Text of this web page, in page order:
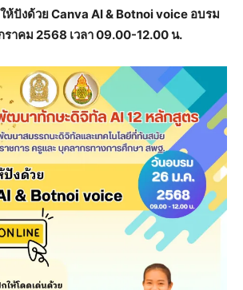
ห้ปังด้วย Canva AI & Botnoi voice อบรม
าคม 2568 เวลา 09.00-12.00 น.